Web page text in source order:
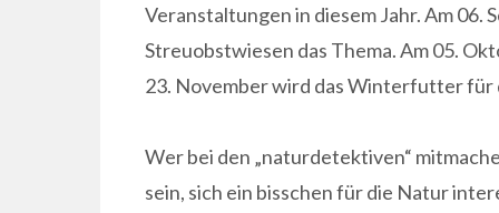
Veranstaltungen in diesem Jahr. Am 06.
Streuobstwiesen das Thema. Am 05.
23. November wird das Winterfutter für
Wer bei den „naturdetektiven“
sein, sich ein bisschen für die Natur